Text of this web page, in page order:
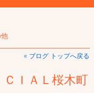
« ブログ トップへ戻る
ＣＩＡＬ桜木町